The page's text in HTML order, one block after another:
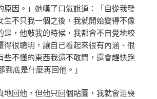
原因。」她嘆了口氣說道：「自從我發
生不只我一個之後，我就開始變得不像
是，他敲我的時候，我都會不自覺地絞
得很聰明，讓自己看起來很有內涵、很
些不懂的東西我還不敢問，還會趕快跑
到底是什麼再回他。」
地回他，但他只回個貼圖，我就會沮喪